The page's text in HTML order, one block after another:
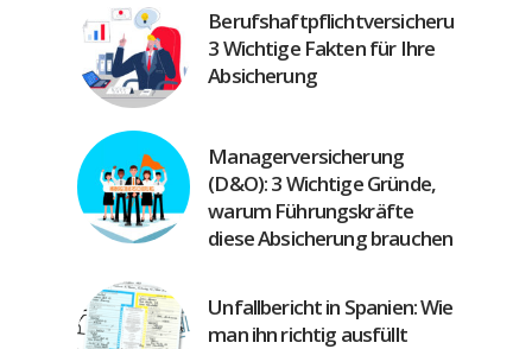
Berufshaftpflichtversicherung:
3 Wichtige Fakten für Ihre
Absicherung
Managerversicherung
(D&O): 3 Wichtige Gründe,
warum Führungskräfte
diese Absicherung brauchen
Unfallbericht in Spanien: Wie
man ihn richtig ausfüllt